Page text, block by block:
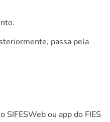
passa pela
ou app do FIES